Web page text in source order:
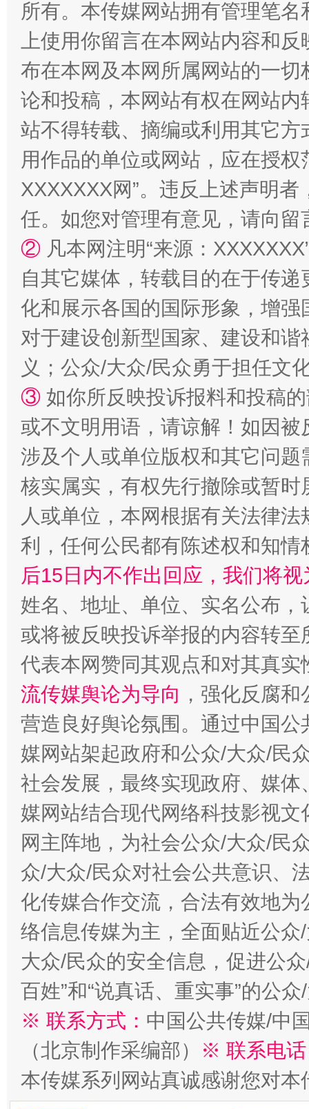
扯下公款旅游的“隐身衣” 如何以
“蜀中异人”王建安的艺术幻境
完善运行机制助力责任有效落实 一纸欠
东山县通报“牛蛙产品抗生素超标问题”
千年窑火 生生不息 一
揭开“小金库”的免责幌子
所有。本传媒网站拥有管理笔
上使用你留言在本网站内容和
布在本网及本网所属网站的一
论和投稿，本网站有权在网站
站不得转载、摘编或利用其它
用作品的单位或网站，应在授
XXXXXXX网”。违反上述声明
任。如您对管理有意见，请向
② 凡本网注明“来源：
自其它媒体，转载目的在于传
化和展示各国的国际形象，增
对于建设创新型国家、建设和
义；公众/大众/民众勇于担任文
③ 如你所反映投诉报料和投稿
或不文明用语，请谅解！如因
涉及个人或单位版权和其它问题
核实属实，有权先行撤除或暂
人或单位，本网根据有关法律
利，任何公民都有陈述权和知情
后15日内不作出回应，我们将
姓名、地址、单位、实名公布
或将被反映投诉举报的内容转
代表本网赞同其观点和对其真实
流传媒舆论为导向 ，强化反腐
营造良好舆论氛围。通过中国
媒网站架起政府和公众/大众/民
社会发展，最终实现政府、媒
媒网站结合现代网络科技影视
网主阵地，为社会公众/大众/民
众/大众/民众对社会公共意识、
化传媒合作交流，合法有效地
络信息传媒为主，全面贴近公
大众/民众的安全信息，促进公
百姓”和“说真话、重实事”的公
※ 联系方式： 中国公共传媒/中
（北京制作采编部）
※ 联系电
本传媒系列网站真诚感谢您对